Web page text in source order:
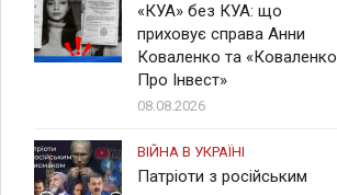
«КУА» без КУА: що
приховує справа Анни
Коваленко та «Коваленко
Про Інвест»
08.08.2026
ВІЙНА В УКРАЇНІ
Патріоти з російським